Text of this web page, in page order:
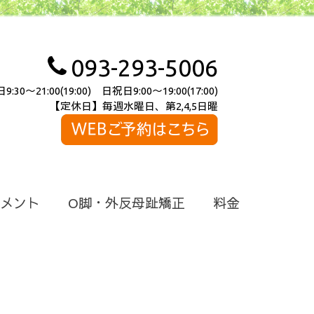
093-293-5006
9:30～21:00(19:00) 日祝日9:00～19:00(17:00)
【定休日】毎週水曜日、第2,4,5日曜
ント O脚・外反母趾矯正 料金